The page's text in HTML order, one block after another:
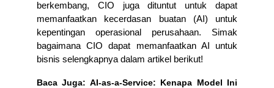
berkembang, CIO juga dituntut untuk dapat
memanfaatkan kecerdasan buatan (AI) untuk
kepentingan operasional perusahaan. Simak
bagaimana CIO dapat memanfaatkan AI untuk
bisnis selengkapnya dalam artikel berikut!
Baca Juga: AI-as-a-Service: Kenapa Model Ini